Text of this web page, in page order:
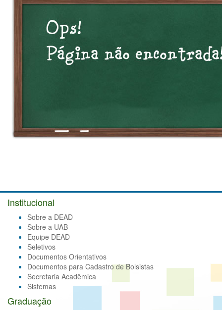
Institucional
Sobre a DEAD
Sobre a UAB
Equipe DEAD
Seletivos
Documentos Orientativos
Documentos para Cadastro de Bolsistas
Secretaria Acadêmica
Sistemas
Graduação